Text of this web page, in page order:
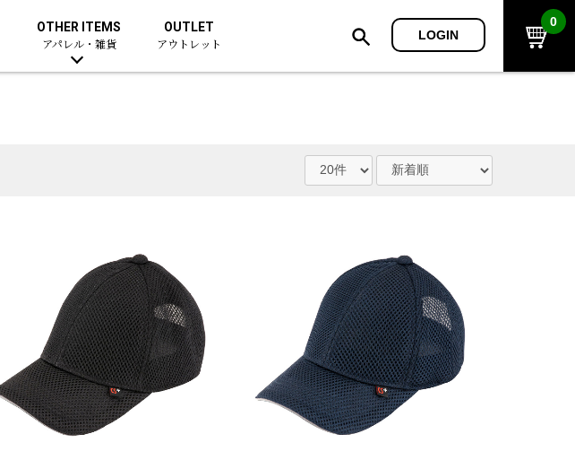
OTHER ITEMS
アパレル・雑貨
OUTLET
アウトレット
LOGIN
0